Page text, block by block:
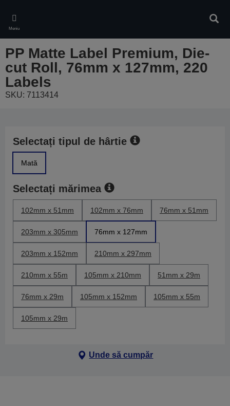
main
content
Meniu
PP Matte Label Premium, Die-
cut Roll, 76mm x 127mm, 220
Labels
SKU: 7113414
Selectați tipul de hârtie
Mată
Selectați mărimea
102mm x 51mm 102mm x 76mm 76mm x 51mm
203mm x 305mm 76mm x 127mm
203mm x 152mm 210mm x 297mm
210mm x 55m 105mm x 210mm 51mm x 29m
76mm x 29m 105mm x 152mm 105mm x 55m
105mm x 29m
Unde să cumpăr